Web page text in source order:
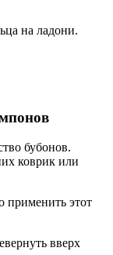
на ладони.
бубонов.
коврик или
применить этот
вверх